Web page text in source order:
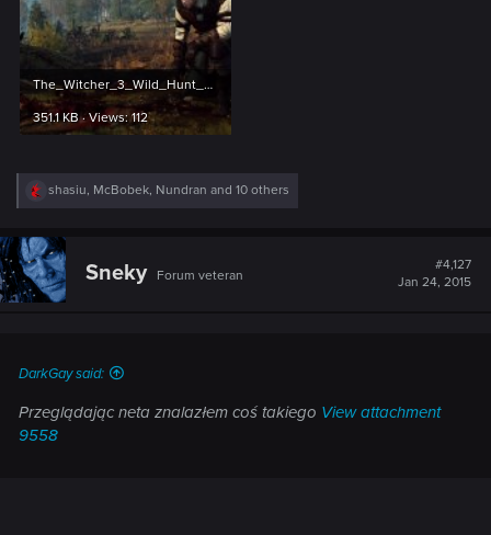
The_Witcher_3_Wild_Hunt_Alas_poor_Yorick.jpg
351.1 KB · Views: 112
R
e
c
t
i
o
shasiu, McBobek, Nundran and 10 others
Sneky Forum veteran
#4,127
Jan 24, 2015
DarkGay said:
Przeglądając neta znalazłem coś takiego View attachment
9558